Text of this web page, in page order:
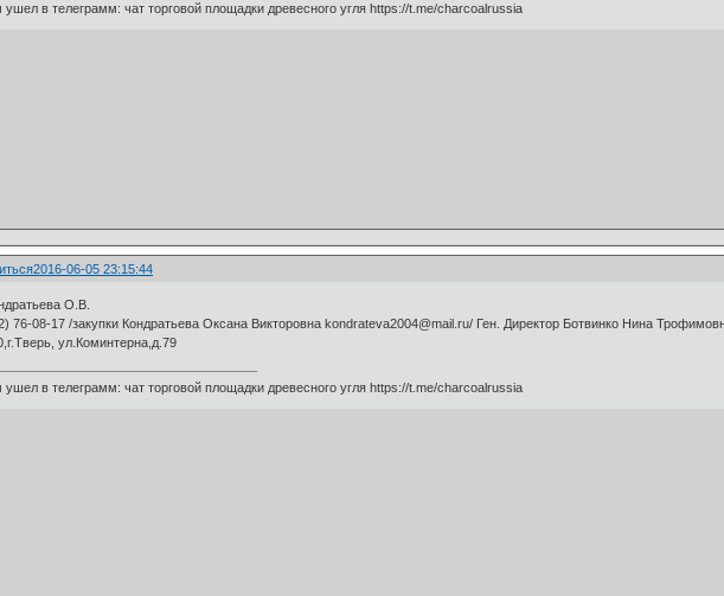
в телеграмм: чат торговой площадки древесного угля https://t.me/charcoalrussia
2016-06-05 23:15:44
О.В.
76-08-17 /закупки Кондратьева Оксана Викторовна kondrateva2004@mail.ru/ Ген. Директор Ботвинко Нина
ул.Коминтерна,д.79
в телеграмм: чат торговой площадки древесного угля https://t.me/charcoalrussia